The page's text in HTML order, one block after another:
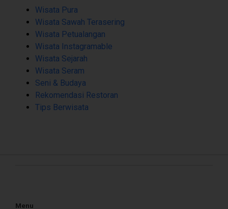
Wisata Pura
Wisata Sawah Terasering
Wisata Petualangan
Wisata Instagramable
Wisata Sejarah
Wisata Seram
Seni & Budaya
Rekomendasi Restoran
Tips Berwisata
Menu